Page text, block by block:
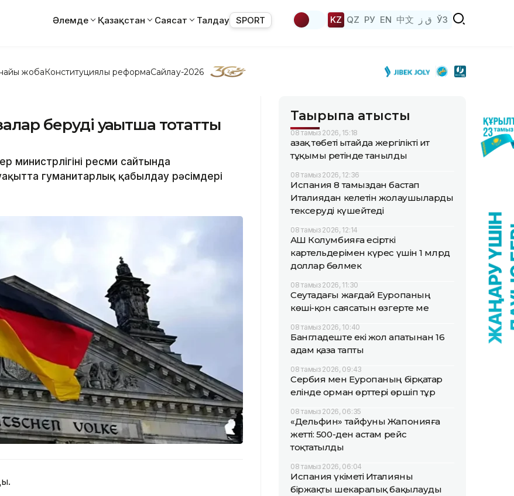
Әлемде Қазақстан Саясат Талдау SPORT KZ QZ РУ EN 中文 ق ز ЎЗ
жобаКонституциялық реформаСайлау-2026
беруді уақытша тоқтатты
министрлігінің ресми сайтында
гуманитарлық қабылдау рәсімдері
Тақырыпқа қатысты
08 тамыз 2026, 15:18
Қазақ төбеті Қытайда жергілікті ит
тұқымы ретінде танылды
08 тамыз 2026, 12:36
Испания 8 тамыздан бастап
Италиядан келетін жолаушыларды
тексеруді күшейтеді
08 тамыз 2026, 12:14
АҚШ Колумбияға есірткі
картельдерімен күрес үшін 1 млрд
доллар бөлмек
08 тамыз 2026, 11:30
Сеутадағы жағдай Еуропаның
көші-қон саясатын өзгерте ме
08 тамыз 2026, 10:40
Бангладеште екі жол апатынан 16
адам қаза тапты
08 тамыз 2026, 09:43
Сербия мен Еуропаның бірқатар
елінде орман өрттері өршіп тұр
08 тамыз 2026, 06:35
«Дельфин» тайфуны Жапонияға
жетті: 500-ден астам рейс
тоқтатылды
08 тамыз 2026, 06:04
Испания үкіметі Италияны
біржақты шекаралық бақылауды